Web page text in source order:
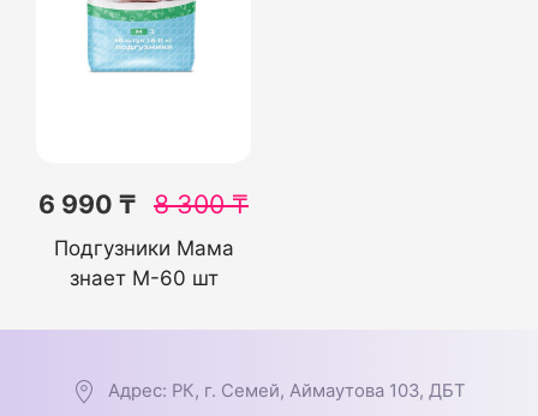
6 990 ₸ 8 300₸
Подгузники Мама
знает M-60 шт
Адрес: РК, г. Семей, Аймаутова 103, ДБТ